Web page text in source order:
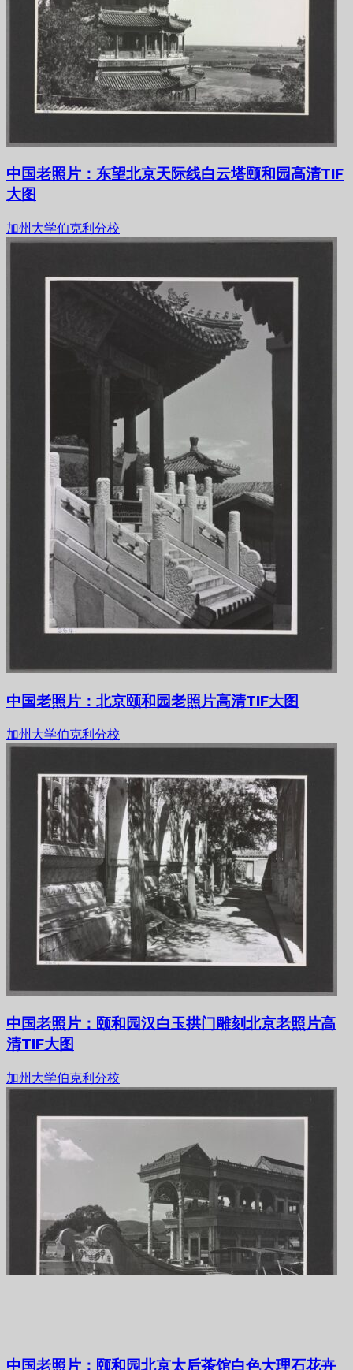
中国老照片：东望北京天际线白云塔颐和园高清TIF
大图
加州大学伯克利分校
中国老照片：北京颐和园老照片高清TIF大图
加州大学伯克利分校
中国老照片：颐和园汉白玉拱门雕刻北京老照片高
清TIF大图
加州大学伯克利分校
中国老照片：颐和园北京太后茶馆白色大理石花卉